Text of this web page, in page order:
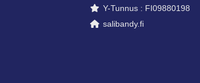
Y-Tunnus : FI09880198
salibandy.fi